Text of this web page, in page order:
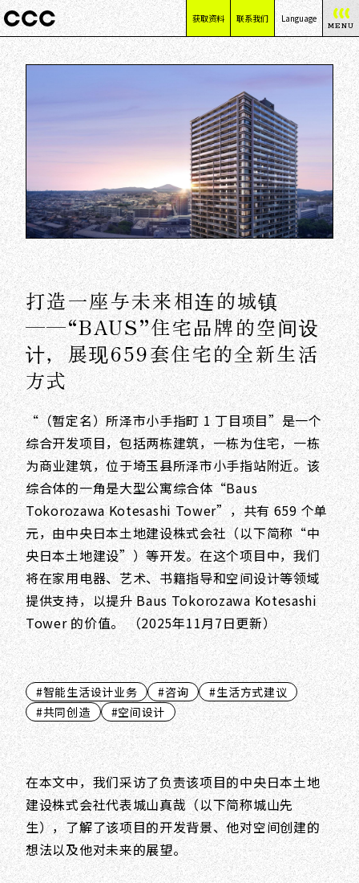
获取资料 联系我们 Language
日本語
繁體中文
MENU
打造一座与未来相连的城镇
——“BAUS”住宅品牌的空间设
计，展现659套住宅的全新生活
方式
“（暂定名）所泽市小手指町 1 丁目项目”是一个
综合开发项目，包括两栋建筑，一栋为住宅，一栋
为商业建筑，位于埼玉县所泽市小手指站附近。该
综合体的一角是大型公寓综合体“Baus
Tokorozawa Kotesashi Tower”，共有 659 个单
元，由中央日本土地建设株式会社（以下简称“中
央日本土地建设”）等开发。在这个项目中，我们
将在家用电器、艺术、书籍指导和空间设计等领域
提供支持，以提升 Baus Tokorozawa Kotesashi
Tower 的价值。 （2025年11月7日更新）
#智能生活设计业务 #咨询
#生活方式建议
#共同创造
#空间设计
在本文中，我们采访了负责该项目的中央日本土地
建设株式会社代表城山真哉（以下简称城山先
生），了解了该项目的开发背景、他对空间创建的
想法以及他对未来的展望。